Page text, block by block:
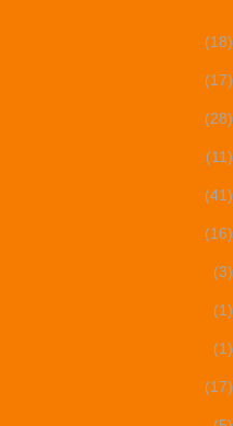
(18)
(17)
(28)
(11)
(41)
(16)
(3)
(1)
(1)
(17)